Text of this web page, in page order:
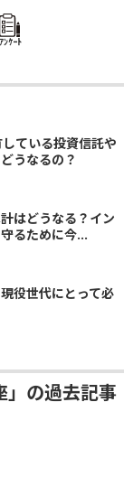
ｱﾝｹｰﾄ
ている投資信託や
うなるの？
はどうなる？イン
るために今...
役世代にとって必
」の過去記事